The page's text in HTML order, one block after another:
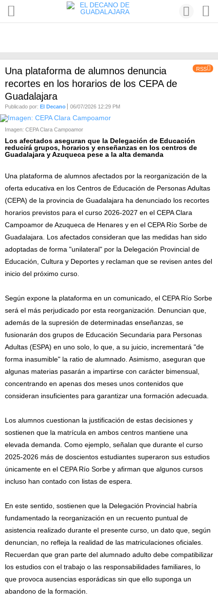
RSS
Una plataforma de alumnos denuncia
recortes en los horarios de los CEPA de
Guadalajara
Publicado por: El Decano 06/07/2026 12:29 PM
Imagen: CEPA Clara Campoamor
Los afectados aseguran que la Delegación de Educación
reducirá grupos, horarios y enseñanzas en los centros de
Guadalajara y Azuqueca pese a la alta demanda
Una plataforma de alumnos afectados por la reorganización de la
oferta educativa en los Centros de Educación de Personas Adultas
(CEPA) de la provincia de Guadalajara ha denunciado los recortes
horarios previstos para el curso 2026-2027 en el CEPA Clara
Campoamor de Azuqueca de Henares y en el CEPA Río Sorbe de
Guadalajara. Los afectados consideran que las medidas han sido
adoptadas de forma "unilateral" por la Delegación Provincial de
Educación, Cultura y Deportes y reclaman que se revisen antes del
inicio del próximo curso.
Según expone la plataforma en un comunicado, el CEPA Río Sorbe
será el más perjudicado por esta reorganización. Denuncian que,
además de la supresión de determinadas enseñanzas, se
fusionarán dos grupos de Educación Secundaria para Personas
Adultas (ESPA) en uno solo, lo que, a su juicio, incrementará "de
forma inasumible" la ratio de alumnado. Asimismo, aseguran que
algunas materias pasarán a impartirse con carácter bimensual,
concentrando en apenas dos meses unos contenidos que
consideran insuficientes para garantizar una formación adecuada.
Los alumnos cuestionan la justificación de estas decisiones y
sostienen que la matrícula en ambos centros mantiene una
elevada demanda. Como ejemplo, señalan que durante el curso
2025-2026 más de doscientos estudiantes superaron sus estudios
únicamente en el CEPA Río Sorbe y afirman que algunos cursos
incluso han contado con listas de espera.
En este sentido, sostienen que la Delegación Provincial habría
fundamentado la reorganización en un recuento puntual de
asistencia realizado durante el presente curso, un dato que, según
denuncian, no refleja la realidad de las matriculaciones oficiales.
Recuerdan que gran parte del alumnado adulto debe compatibilizar
los estudios con el trabajo o las responsabilidades familiares, lo
que provoca ausencias esporádicas sin que ello suponga un
abandono de la formación.